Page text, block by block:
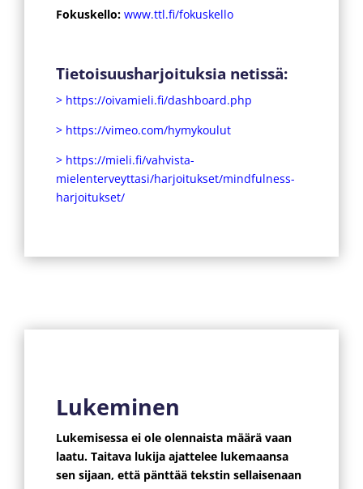
Fokuskello: www.ttl.fi/fokuskello
Tietoisuusharjoituksia netissä:
> https://oivamieli.fi/dashboard.php
> https://vimeo.com/hymykoulut
> https://mieli.fi/vahvista-
mielenterveyttasi/harjoitukset/mindfulness-
harjoitukset/
Lukeminen
Lukemisessa ei ole olennaista määrä vaan
laatu. Taitava lukija ajattelee lukemaansa
sen sijaan, että pänttää tekstin sellaisenaan